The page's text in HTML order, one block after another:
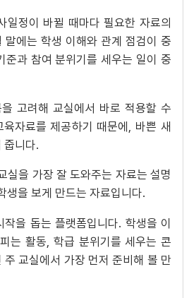
일정이 바뀔 때마다 필요한 자료의
에는 학생 이해와 관계 점검이 중
과 참여 분위기를 세우는 일이 중
고려해 교실에서 바로 적용할 수
자료를 제공하기 때문에, 바쁜 새
줍니다.
실을 가장 잘 도와주는 자료는 설명
생을 보게 만드는 자료입니다.
을 돕는 플랫폼입니다. 학생을 이
는 활동, 학급 분위기를 세우는 콘
주 교실에서 가장 먼저 준비해 볼 만